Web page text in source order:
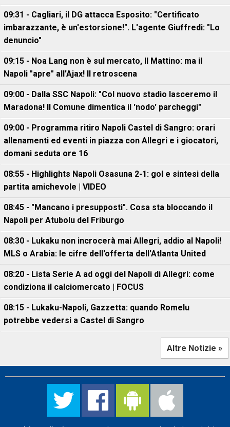
09:31 - Cagliari, il DG attacca Esposito: "Certificato
imbarazzante, è un'estorsione!". L'agente Giuffredi: "Lo
denuncio"
09:15 - Noa Lang non è sul mercato, Il Mattino: ma il
Napoli "apre" all'Ajax! Il retroscena
09:00 - Dalla SSC Napoli: "Col nuovo stadio lasceremo il
Maradona! Il Comune dimentica il 'nodo' parcheggi"
09:00 - Programma ritiro Napoli Castel di Sangro: orari
allenamenti ed eventi in piazza con Allegri e i giocatori,
domani seduta ore 16
08:55 - Highlights Napoli Osasuna 2-1: gol e sintesi della
partita amichevole | VIDEO
08:45 - "Mancano i presupposti". Cosa sta bloccando il
Napoli per Atubolu del Friburgo
08:30 - Lukaku non incrocerà mai Allegri, addio al Napoli!
MLS o Arabia: le cifre dell'offerta dell'Atlanta United
08:20 - Lista Serie A ad oggi del Napoli di Allegri: come
condiziona il calciomercato | FOCUS
08:15 - Lukaku-Napoli, Gazzetta: quando Romelu
potrebbe vedersi a Castel di Sangro
Altre Notizie »